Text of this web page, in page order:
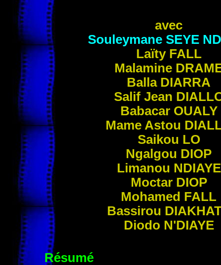
avec
Souleymane SEYE
Laïty FALL
Malamine
Balla DIARRA
Salif Jean
Babacar OUALY
Mame Astou
Saikou LO
Ngalgou DIOP
Limanou NDIAYE
Moctar DIOP
Mohamed FALL
Bassirou
Diodo N'DIAYE
Résumé